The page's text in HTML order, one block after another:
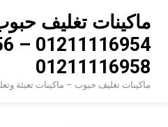
content
ماكينات تغليف
01211116958
ماكينات تغليف حبوب – ماكينات تعبئة